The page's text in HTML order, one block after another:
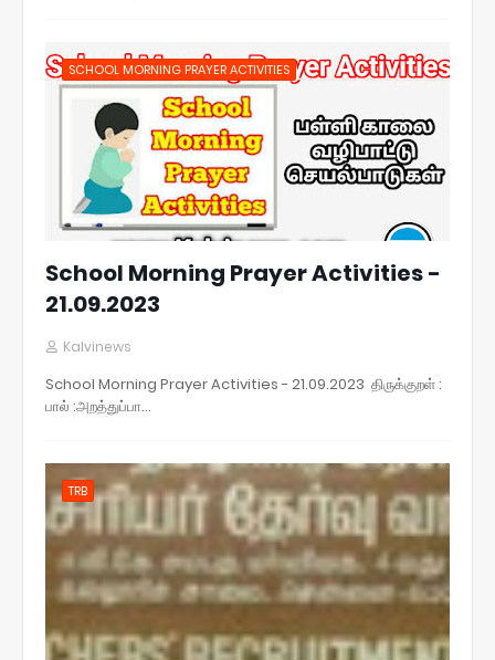
SCHOOL MORNING PRAYER ACTIVITIES
School Morning Prayer Activities -
21.09.2023
Kalvinews
School Morning Prayer Activities - 21.09.2023 திருக்குறள் :
பால் :அறத்துப்பா…
TRB